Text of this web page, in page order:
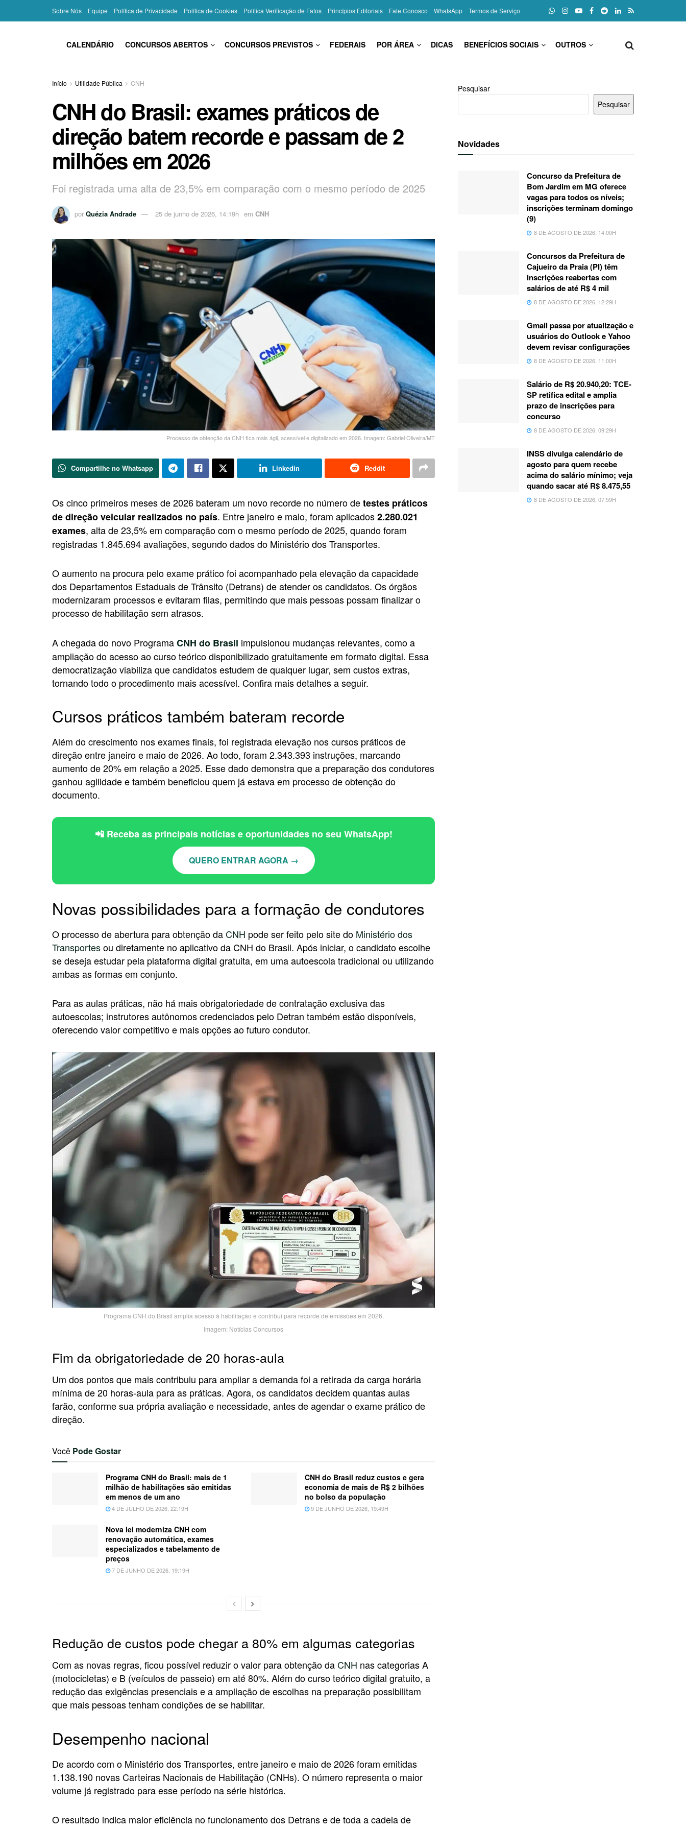
Sobre Nós Equipe Política de Privacidade Política de Cookies Política Verificação de Fatos Princípios Editoriais Fale Conosco WhatsApp Termos de Serviço
CALENDÁRIO CONCURSOS ABERTOS CONCURSOS PREVISTOS FEDERAIS POR ÁREA DICAS BENEFÍCIOS SOCIAIS OUTROS
Início Utilidade Pública CNH
CNH do Brasil: exames práticos de
direção batem recorde e passam de 2
milhões em 2026
Foi registrada uma alta de 23,5% em comparação com o mesmo período de 2025
por Quézia Andrade 25 de junho de 2026, 14:19h em CNH
Processo de obtenção da CNH fica mais ágil, acessível e digitalizado em 2026. Imagem: Gabriel Oliveira/MT
Compartilhe no Whatsapp Linkedin Reddit
Os cinco primeiros meses de 2026 bateram um novo recorde no número detestes práticos
de direção veicular realizados no país. Entre janeiro e maio, foram aplicados2.280.021
exames, alta de 23,5% em comparação com o mesmo período de 2025, quando foram
registradas 1.845.694 avaliações, segundo dados do Ministério dos Transportes.
O aumento na procura pelo exame prático foi acompanhado pela elevação da capacidade
dos Departamentos Estaduais de Trânsito (Detrans) de atender os candidatos. Os órgãos
modernizaram processos e evitaram filas, permitindo que mais pessoas possam finalizar o
processo de habilitação sem atrasos.
A chegada do novo ProgramaCNH do Brasil impulsionou mudanças relevantes, como a
ampliação do acesso ao curso teórico disponibilizado gratuitamente em formato digital. Essa
democratização viabiliza que candidatos estudem de qualquer lugar, sem custos extras,
tornando todo o procedimento mais acessível. Confira mais detalhes a seguir.
Cursos práticos também bateram recorde
Além do crescimento nos exames finais, foi registrada elevação nos cursos práticos de
direção entre janeiro e maio de 2026. Ao todo, foram 2.343.393 instruções, marcando
aumento de 20% em relação a 2025. Esse dado demonstra que a preparação dos condutores
ganhou agilidade e também beneficiou quem já estava em processo de obtenção do
documento.
📲 Receba as principais notícias e oportunidades no seu WhatsApp!
QUERO ENTRAR AGORA →
Novas possibilidades para a formação de condutores
O processo de abertura para obtenção daCNH pode ser feito pelo site do Ministério dos
Transportesou diretamente no aplicativo da CNH do Brasil. Após iniciar, o candidato escolhe
se deseja estudar pela plataforma digital gratuita, em uma autoescola tradicional ou utilizando
ambas as formas em conjunto.
Para as aulas práticas, não há mais obrigatoriedade de contratação exclusiva das
autoescolas; instrutores autônomos credenciados pelo Detran também estão disponíveis,
oferecendo valor competitivo e mais opções ao futuro condutor.
Programa CNH do Brasil amplia acesso à habilitação e contribui para recorde de emissões em 2026.
Imagem: Notícias Concursos
Fim da obrigatoriedade de 20 horas-aula
Um dos pontos que mais contribuiu para ampliar a demanda foi a retirada da carga horária
mínima de 20 horas-aula para as práticas. Agora, os candidatos decidem quantas aulas
farão, conforme sua própria avaliação e necessidade, antes de agendar o exame prático de
direção.
Você Pode Gostar
Programa CNH do Brasil: mais de 1
milhão de habilitações são emitidas
em menos de um ano
4 DE JULHO DE 2026, 22:19H
CNH do Brasil reduz custos e gera
economia de mais de R$ 2 bilhões
no bolso da população
9 DE JUNHO DE 2026, 19:49H
Nova lei moderniza CNH com
renovação automática, exames
especializados e tabelamento de
preços
7 DE JUNHO DE 2026, 19:19H
Redução de custos pode chegar a 80% em algumas categorias
Com as novas regras, ficou possível reduzir o valor para obtenção daCNH nas categorias A
(motocicletas) e B (veículos de passeio) em até 80%. Além do curso teórico digital gratuito, a
redução das exigências presenciais e a ampliação de escolhas na preparação possibilitam
que mais pessoas tenham condições de se habilitar.
Desempenho nacional
De acordo com o Ministério dos Transportes, entre janeiro e maio de 2026 foram emitidas
1.138.190 novas Carteiras Nacionais de Habilitação (CNHs). O número representa o maior
volume já registrado para esse período na série histórica.
O resultado indica maior eficiência no funcionamento dos Detrans e de toda a cadeia de
Pesquisar
Pesquisar
Novidades
Concurso da Prefeitura de
Bom Jardim em MG oferece
vagas para todos os níveis;
inscrições terminam domingo
(9)
8 DE AGOSTO DE 2026, 14:00H
Concursos da Prefeitura de
Cajueiro da Praia (PI) têm
inscrições reabertas com
salários de até R$ 4 mil
8 DE AGOSTO DE 2026, 12:29H
Gmail passa por atualização e
usuários do Outlook e Yahoo
devem revisar configurações
8 DE AGOSTO DE 2026, 11:00H
Salário de R$ 20.940,20: TCE-
SP retifica edital e amplia
prazo de inscrições para
concurso
8 DE AGOSTO DE 2026, 09:29H
INSS divulga calendário de
agosto para quem recebe
acima do salário mínimo; veja
quando sacar até R$ 8.475,55
8 DE AGOSTO DE 2026, 07:59H